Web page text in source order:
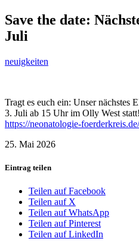
Save the date:
Juli
neuigkeiten
Tragt es euch ein: Unser nächstes
3. Juli ab 15 Uhr im Olly West
https://neonatologie-
25. Mai 2026
Eintrag teilen
Teilen auf Facebook
Teilen auf X
Teilen auf WhatsApp
Teilen auf Pinterest
Teilen auf LinkedIn